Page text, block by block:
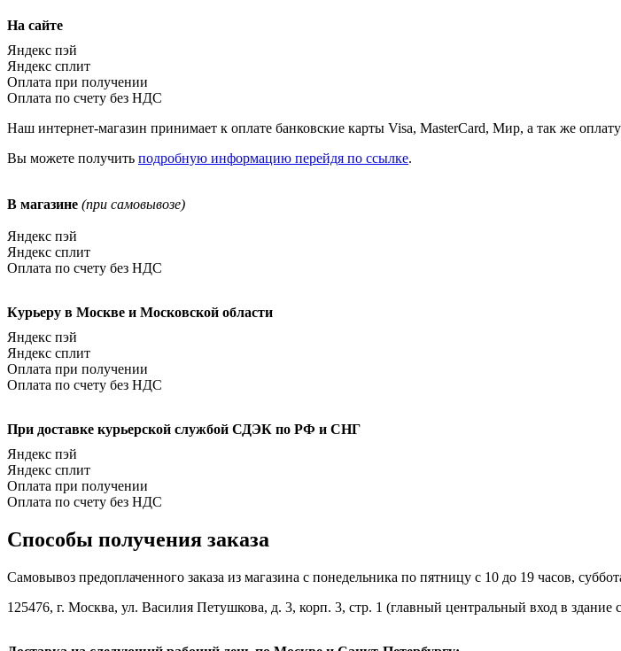
На сайте
Яндекс пэй
Яндекс сплит
Оплата при получении
Оплата по счету без НДС
Наш интернет-магазин принимает к оплате банковские карты Visa, MasterCard, Мир, а так же
Вы можете получить подробную информацию перейдя по ссылке.
В магазине (при самовывозе)
Яндекс пэй
Яндекс сплит
Оплата по счету без НДС
Курьеру в Москве и Московской области
Яндекс пэй
Яндекс сплит
Оплата при получении
Оплата по счету без НДС
При доставке курьерской службой СДЭК по РФ и СНГ
Яндекс пэй
Яндекс сплит
Оплата при получении
Оплата по счету без НДС
Способы получения заказа
Самовывоз предоплаченного заказа из магазина с понедельника по пятницу с 10 до 19 часов,
125476, г. Москва, ул. Василия Петушкова, д. 3, корп. 3, стр. 1 (главный центральный вход в